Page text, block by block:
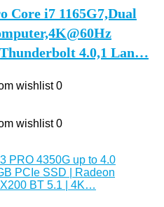
Core i7 1165G7,Dual
4.0,1 Lan…
wishlist 0
wishlist 0